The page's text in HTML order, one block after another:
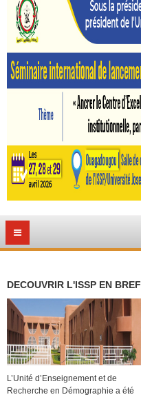
DECOUVRIR L'ISSP EN BREF
L’Unité d’Enseignement et de
Recherche en Démographie a été